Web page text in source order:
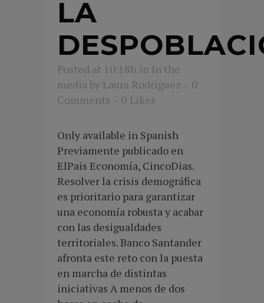
LA
Posted at 10:18h in In the
media by Laura Rodriguez
0
Comments
0 Likes
Only available in Spanish
Previamente publicado en
ElPais Economía, CincoDias.
Resolver la crisis demográfica
es prioritario para garantizar
una economía robusta y acabar
con las desigualdades
territoriales. Banco Santander
afronta este reto con la puesta
en marcha de distintas
iniciativas A menos de dos